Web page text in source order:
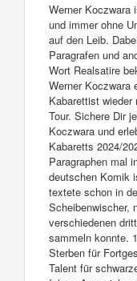
Werner Koczwara
und immer ohne
auf den Leib.
Paragrafen und
Wort Realsatire
Werner Koczwara
Kabarettist
Tour. Sichere Dir
Koczwara und
Kabaretts 2024/
Paragraphen mal
deutschen Komik
textete schon in
Scheibenwischer,
verschiedenen
sammeln konnte.
Sterben für
Talent für